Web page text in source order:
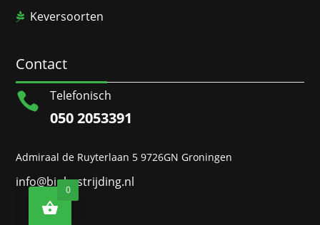
Keversoorten
Contact
 Telefonisch
050 2053391
Admiraal de Ruyterlaan 5 9726GN Groningen
info@biobestrijding.nl
0